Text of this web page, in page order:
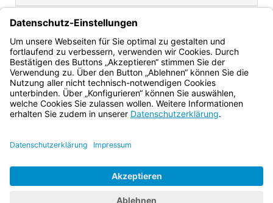
(inaktiv)
Dr. Markus Wittmann
Ministerialdirektor
Bayern.de
BayernPortal
Impressum